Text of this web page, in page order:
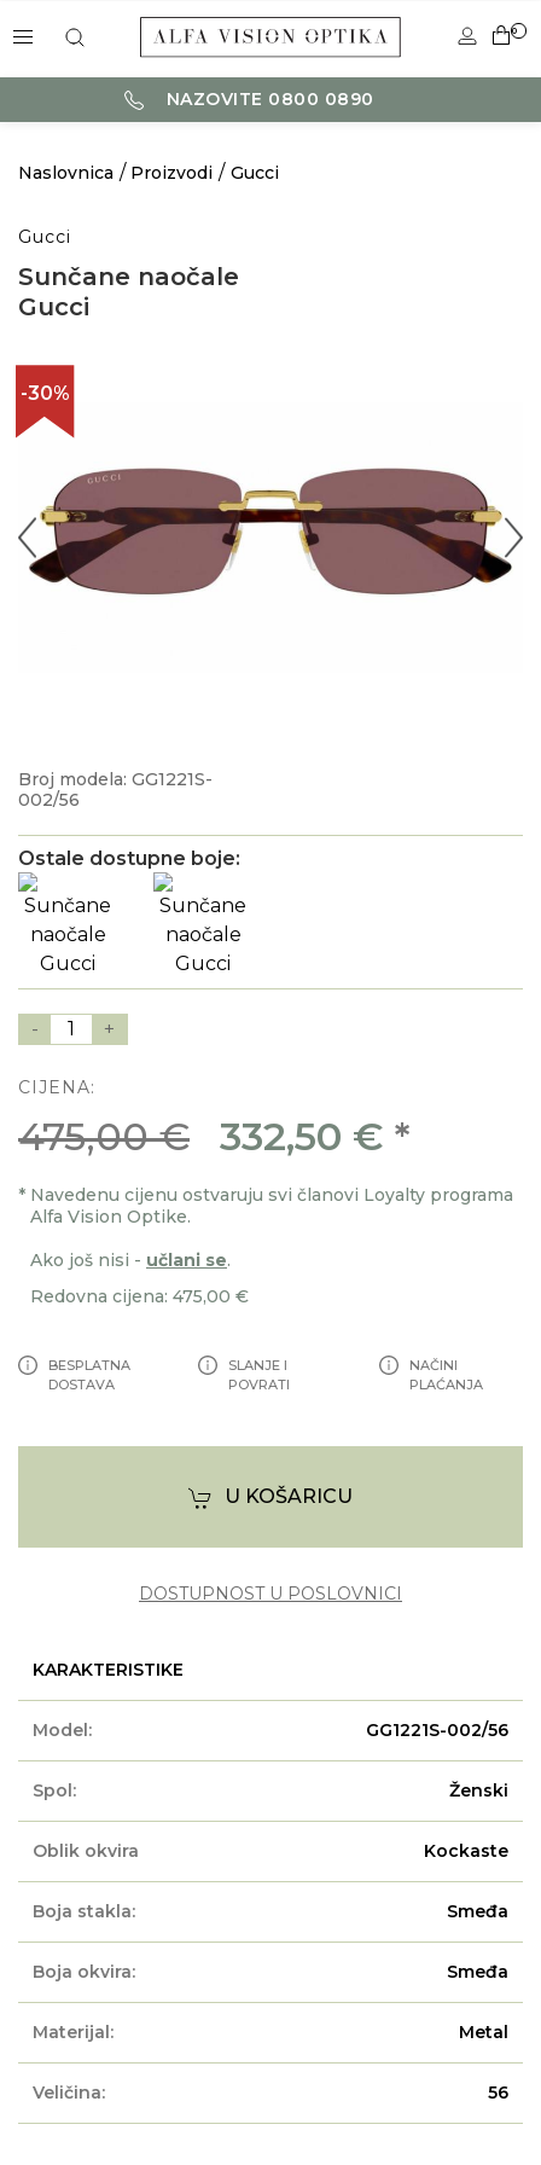
0
NAZOVITE 0800 0890
Naslovnica Proizvodi Gucci
Gucci
Sunčane naočale
Gucci
-30%
Broj modela: GG1221S-
002/56
Ostale dostupne boje:
- 1 +
CIJENA:
475,00 € 332,50 € *
* Navedenu cijenu ostvaruju svi članovi Loyalty programa
Alfa Vision Optike.
Ako još nisi - učlani se.
Redovna cijena: 475,00 €
BESPLATNA
DOSTAVA
SLANJE I
POVRATI
NAČINI
PLAĆANJA
U KOŠARICU
DOSTUPNOST U POSLOVNICI
KARAKTERISTIKE
Model: GG1221S-002/56
Spol: Ženski
Oblik okvira Kockaste
Boja stakla: Smeđa
Boja okvira: Smeđa
Materijal: Metal
Veličina: 56